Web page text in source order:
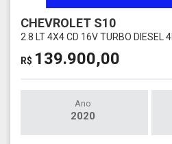
CHEVROLET S10
2.8 LT 4X4 CD 16V TURBO DIESEL
R$ 139.900,00
Ano
2020